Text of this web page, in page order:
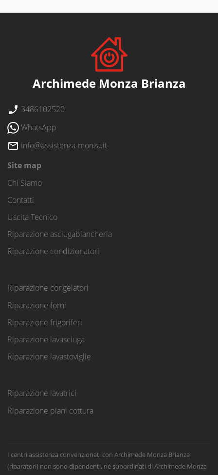
Archimede Monza Brianza
3486102520
WhatsApp
info@assistenza-monza.it
Site map
Chi Siamo
Contatti
Uscita Tecnico
Riparazione asciugabiancheria
Riparazione condizionatori
Riparazione congelatori
Riparazione forni
Riparazione frigoriferi
Riparazione lavasciuga
Riparazione lavastoviglie
Riparazione lavatrici
Riparazione piani cottura
I centri assistenza convenzionati con Archimede Monza Brianza
(riparatori) non sono dipendenti, né subordinati di Archimede Monza